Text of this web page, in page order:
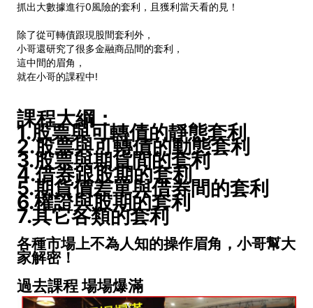
抓出大數據進行0風險的套利，且獲利當天看的見！
除了從可轉債跟現股間套利外，
小哥還研究了很多金融商品間的套利，
這中間的眉角，
就在小哥的課程中!
課程大綱：
1.股票與可轉債的靜態套利
2.股票與可轉債的動態套利
3.股票與期貨間的套利
4.借券跟股期的套利
5.期貨價差單與借券間的套利
6.權證與股期的套利
7.其它各類的套利
各種市場上不為人知的操作眉角，小哥幫大
家解密！
過去課程 場場爆滿